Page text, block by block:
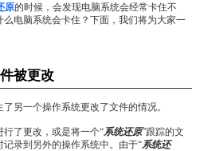
原的时候，会发现电脑系统会经常卡住不
电脑系统会卡住？下面，我们将为大家一
被更改
另一个操作系统更改了文件的情况。
了更改，或是将一个“系统还原”跟踪的文
录到另外的操作系统中。由于“系统还